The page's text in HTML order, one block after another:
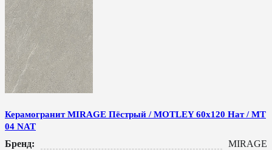
Керамогранит MIRAGE Пёстрый / MOTLEY 60x120 Нат / MT
04 NAT
Бренд:
MIRAGE